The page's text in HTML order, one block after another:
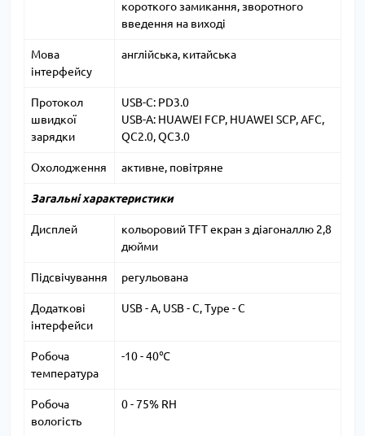
короткого замикання, зворотного
введення на виході
Мова
інтерфейсу
англійська, китайська
Протокол
швидкої
зарядки
USB-C: PD3.0
USB-A: HUAWEI FCP, HUAWEI SCP, AFC,
QC2.0, QC3.0
Охолодження активне, повітряне
Загальні характеристики
Дисплей
кольоровий TFT екран з діагоналлю 2,8
дюйми
Підсвічування регульована
Додаткові
інтерфейси
USB - A, USB - C, Type - C
Робоча
температура
-10 - 40℃
Робоча
вологість
0 - 75% RH